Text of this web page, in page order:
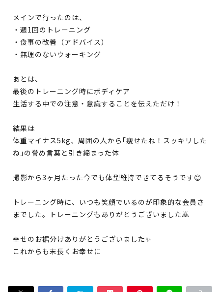
メインで行ったのは、
・週1回のトレーニング
・食事の改善（アドバイス）
・無理のないウォーキング
あとは、
最後のトレーニング時にボディケア
生活する中での注意・意識することを伝えただけ！
結果は
体重マイナス5kg、周囲の人から｢痩せたね！スッキリした
ね｣の誉め言葉と引き締まった体
撮影から3ヶ月たった今でも体型維持できてるそうです😊
トレーニング時に、いつも笑顔でいるのが印象的な会員さ
までした。トレーニングもありがとうございました🙇
幸せのお裾分けありがとうございました✨
これからも末長くお幸せに